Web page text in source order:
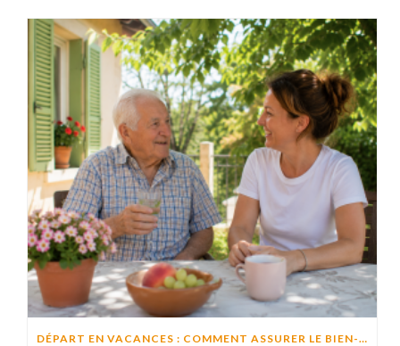
DÉPART EN VACANCES : COMMENT ASSURER LE BIEN-ÊTRE D’UN PROCHE RESTÉ À DOMICILE ?